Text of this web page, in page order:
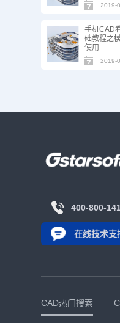
2019-
手机CAD
础教程之
使用
2019-
400-800-
在线技术支
CAD热门搜索